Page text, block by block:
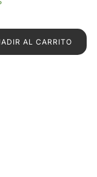
CL./BLANCA
AL CARRITO